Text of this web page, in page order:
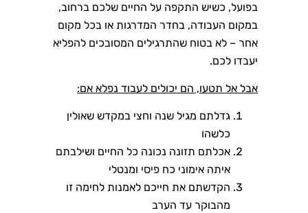
בפועל, כשיש התקפה על החיים שלכם ברחוב,
במקום העבודה, בחדר המדרגות או בכל מקום
אחר – לא בטוח שהתרגילים המסובכים להפליא
יעבדו לכם.
אבל אל תטעו, הם יכולים לעבוד נפלא אם:
גדלתם מגיל שנה וחצי במקדש שאולין
כלשהו
אכלתם תזונה נכונה כל החיים ושילבתם
איתה אימוני כח פיסי ומנטלי
הקדשתם את חייכם לאמנות לחימה זו
מהבוקר עד הערב